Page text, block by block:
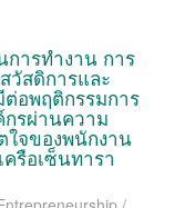
การทำงาน การ
วัสดิการและ
อพฤติกรรมการ
รผ่านความ
จของพนักงาน
รือเซ็นทารา